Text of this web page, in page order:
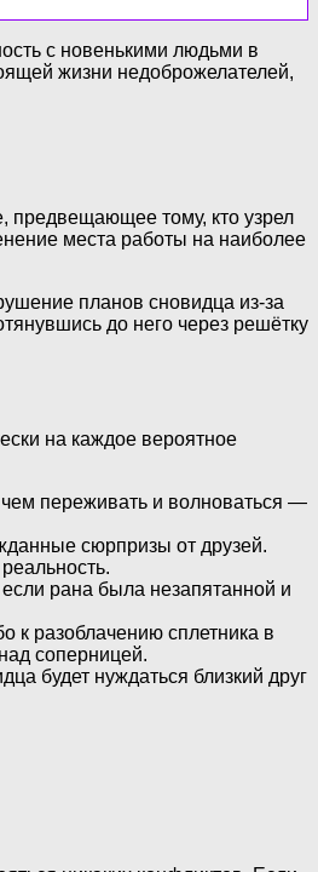
с новенькими людьми в
жизни недоброжелателей,
предвещающее тому, кто узрел
места работы на наиболее
планов сновидца из-за
до него через решётку
на каждое вероятное
переживать и волноваться —
сюрпризы от друзей.
рана была незапятанной и
к разоблачению сплетника в
соперницей.
будет нуждаться близкий друг